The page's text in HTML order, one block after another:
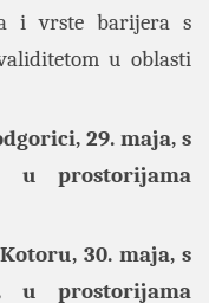
i vrste barijera s
u oblasti
29. maja, s
u prostorijama
Kotoru, 30. maja, s
u prostorijama